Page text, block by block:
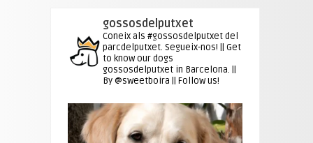
gossosdelputxet
Coneix als #gossosdelputxet del
parcdelputxet. Segueix-nos! || Get
to know our dogs
gossosdelputxet in Barcelona. ||
By @sweetboira || Follow us!